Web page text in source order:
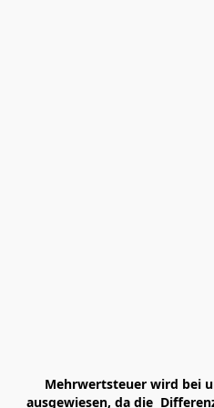
Mehrwertsteuer wird bei
ausgewiesen, da die